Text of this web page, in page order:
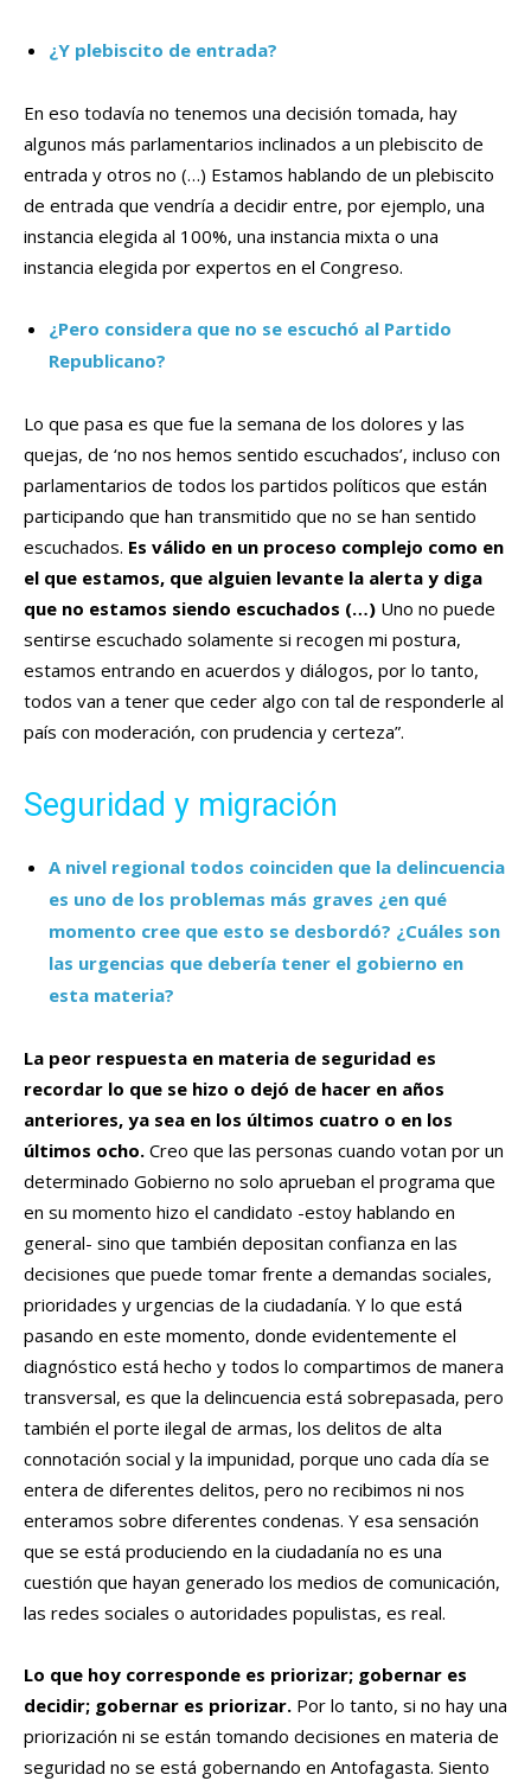
¿Y plebiscito de entrada?
En eso todavía no tenemos una decisión tomada, hay
algunos más parlamentarios inclinados a un plebiscito de
entrada y otros no (…) Estamos hablando de un plebiscito
de entrada que vendría a decidir entre, por ejemplo, una
instancia elegida al 100%, una instancia mixta o una
instancia elegida por expertos en el Congreso.
¿Pero considera que no se escuchó al Partido
Republicano?
Lo que pasa es que fue la semana de los dolores y las
quejas, de ‘no nos hemos sentido escuchados’, incluso con
parlamentarios de todos los partidos políticos que están
participando que han transmitido que no se han sentido
escuchados. Es válido en un proceso complejo como en
el que estamos, que alguien levante la alerta y diga
que no estamos siendo escuchados (…) Uno no puede
sentirse escuchado solamente si recogen mi postura,
estamos entrando en acuerdos y diálogos, por lo tanto,
todos van a tener que ceder algo con tal de responderle al
país con moderación, con prudencia y certeza”.
Seguridad y migración
A nivel regional todos coinciden que la delincuencia
es uno de los problemas más graves ¿en qué
momento cree que esto se desbordó? ¿Cuáles son
las urgencias que debería tener el gobierno en
esta materia?
La peor respuesta en materia de seguridad es
recordar lo que se hizo o dejó de hacer en años
anteriores, ya sea en los últimos cuatro o en los
últimos ocho. Creo que las personas cuando votan por un
determinado Gobierno no solo aprueban el programa que
en su momento hizo el candidato -estoy hablando en
general- sino que también depositan confianza en las
decisiones que puede tomar frente a demandas sociales,
prioridades y urgencias de la ciudadanía. Y lo que está
pasando en este momento, donde evidentemente el
diagnóstico está hecho y todos lo compartimos de manera
transversal, es que la delincuencia está sobrepasada, pero
también el porte ilegal de armas, los delitos de alta
connotación social y la impunidad, porque uno cada día se
entera de diferentes delitos, pero no recibimos ni nos
enteramos sobre diferentes condenas. Y esa sensación
que se está produciendo en la ciudadanía no es una
cuestión que hayan generado los medios de comunicación,
las redes sociales o autoridades populistas, es real.
Lo que hoy corresponde es priorizar; gobernar es
decidir; gobernar es priorizar. Por lo tanto, si no hay una
priorización ni se están tomando decisiones en materia de
seguridad no se está gobernando en Antofagasta. Siento